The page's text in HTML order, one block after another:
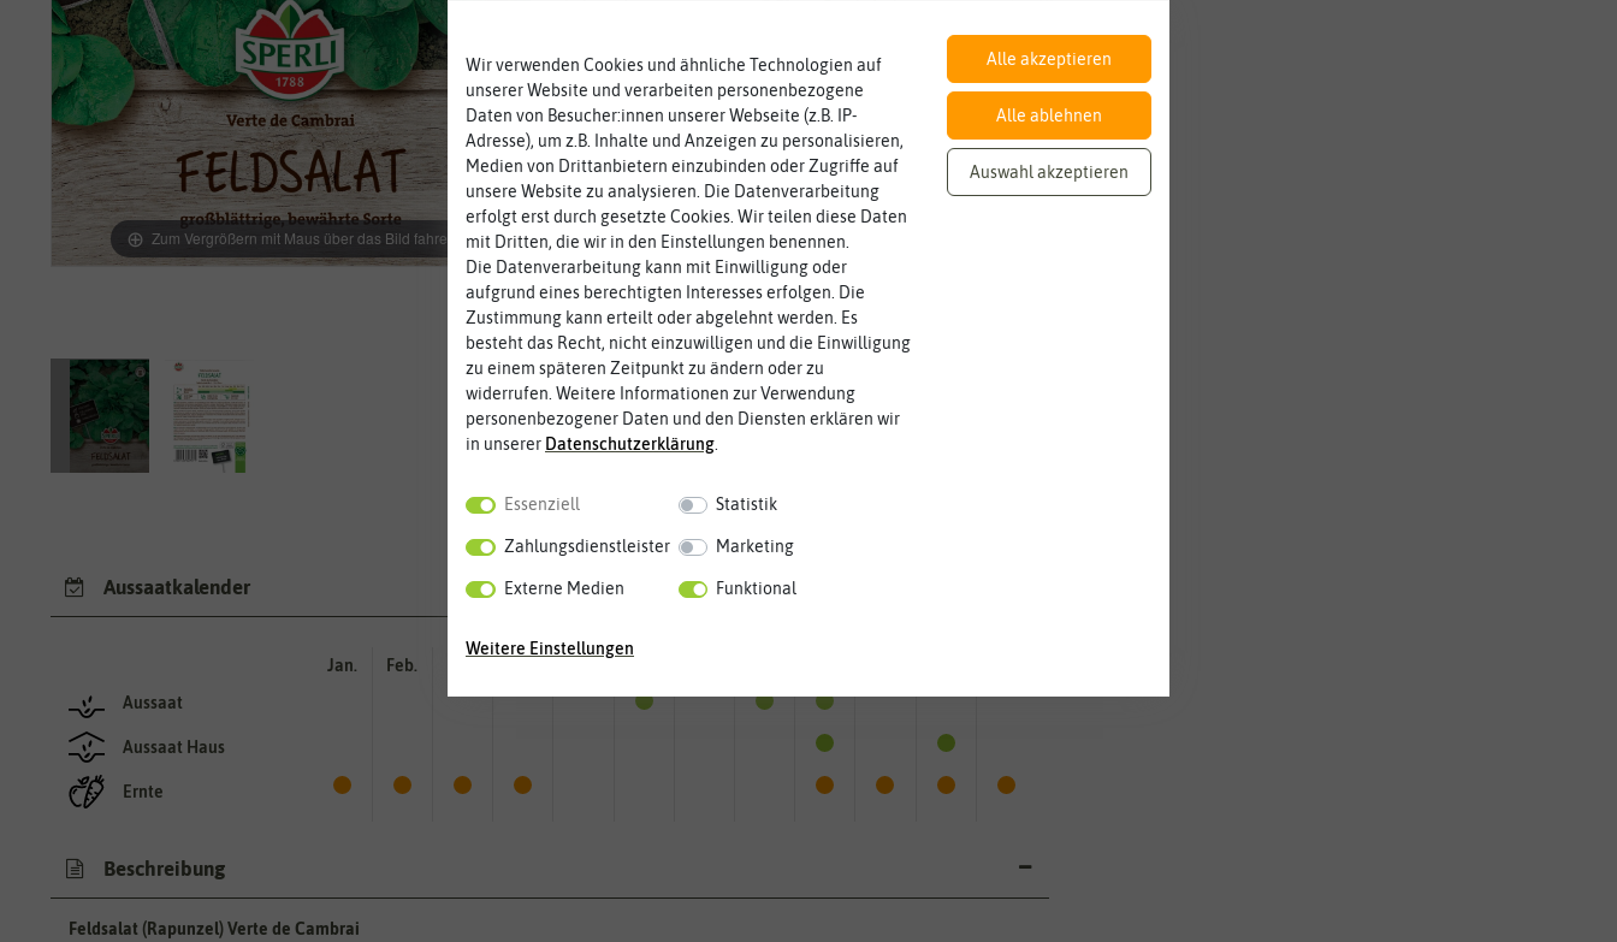
Zum Vergrößern mit Maus über das Bild fahren
Lebensdauer Fruchtfarbe
Die Farbe der reifen Frucht, die
Aussaatkalender
Aussaat
Aussaat Haus
Ernte
Jan. Feb.
Beschreibung
Feldsalat (Rapunzel) Verte de Cambrai
Wir verwenden Cookies und ähnliche Technologien auf
unserer Website und verarbeiten personenbezogene
Daten von Besucher:innen unserer Webseite (z.B. IP-
Adresse), um z.B. Inhalte und Anzeigen zu personalisieren,
Medien von Drittanbietern einzubinden oder Zugriffe auf
unsere Website zu analysieren. Die Datenverarbeitung
erfolgt erst durch gesetzte Cookies. Wir teilen diese Daten
mit Dritten, die wir in den Einstellungen benennen.
Die Datenverarbeitung kann mit Einwilligung oder
aufgrund eines berechtigten Interesses erfolgen. Die
Zustimmung kann erteilt oder abgelehnt werden. Es
besteht das Recht, nicht einzuwilligen und die Einwilligung
zu einem späteren Zeitpunkt zu ändern oder zu
widerrufen. Weitere Informationen zur Verwendung
personenbezogener Daten und den Diensten erklären wir
in unserer Daten­schutz­erklärung.
Essenziell Statistik
Zahlungsdienstleister Marketing
Externe Medien Funktional
Weitere Einstellungen
Alle akzeptieren
Alle ablehnen
Auswahl akzeptieren